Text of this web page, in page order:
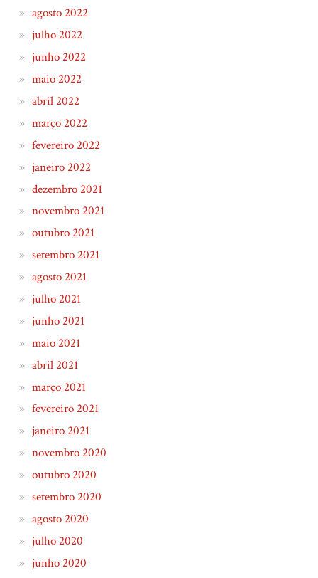
agosto 2022
julho 2022
junho 2022
maio 2022
abril 2022
março 2022
fevereiro 2022
janeiro 2022
dezembro 2021
novembro 2021
outubro 2021
setembro 2021
agosto 2021
julho 2021
junho 2021
maio 2021
abril 2021
março 2021
fevereiro 2021
janeiro 2021
novembro 2020
outubro 2020
setembro 2020
agosto 2020
julho 2020
junho 2020